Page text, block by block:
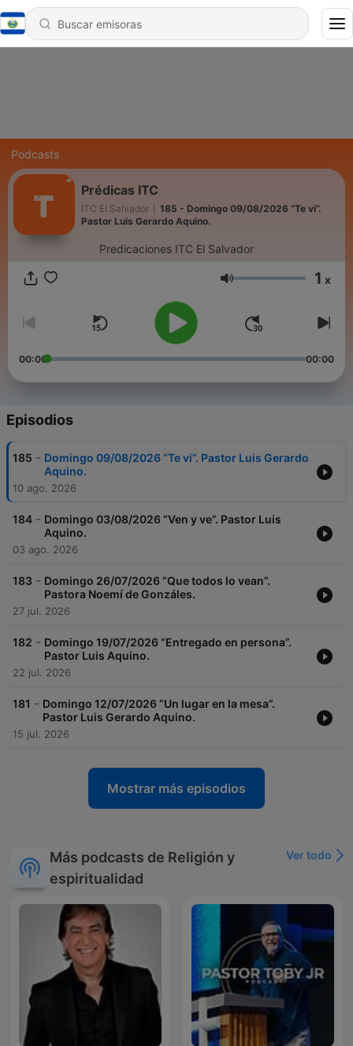
Podcasts
Prédicas ITC
ITC El Salvador
185 - Domingo 09/08/2026 “Te vi”.
Pastor Luis Gerardo Aquino.
Predicaciones ITC El Salvador
Volumen 1 x
00:00 00:00
Episodios
185 - Domingo 09/08/2026 “Te vi”. Pastor Luis Gerardo
Aquino.
10 ago. 2026
184 - Domingo 03/08/2026 “Ven y ve”. Pastor Luis
Aquino.
03 ago. 2026
183 - Domingo 26/07/2026 “Que todos lo vean”.
Pastora Noemí de Gonzáles.
27 jul. 2026
182 - Domingo 19/07/2026 “Entregado en persona”.
Pastor Luis Aquino.
22 jul. 2026
181 - Domingo 12/07/2026 “Un lugar en la mesa”.
Pastor Luis Gerardo Aquino.
15 jul. 2026
Mostrar más episodios
Más podcasts de Religión y
espiritualidad
Ver todo